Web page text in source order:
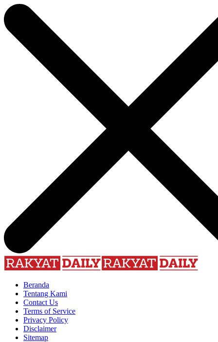
Beranda
Tentang Kami
Contact Us
Terms of Service
Privacy Policy
Disclaimer
Sitemap